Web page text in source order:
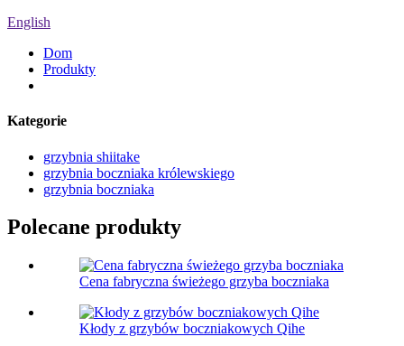
English
Dom
Produkty
Kategorie
grzybnia shiitake
grzybnia boczniaka królewskiego
grzybnia boczniaka
Polecane produkty
Cena fabryczna świeżego grzyba boczniaka
Kłody z grzybów boczniakowych Qihe